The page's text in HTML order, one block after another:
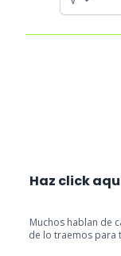
Haz click
Muchos hablan de
de lo traemos para